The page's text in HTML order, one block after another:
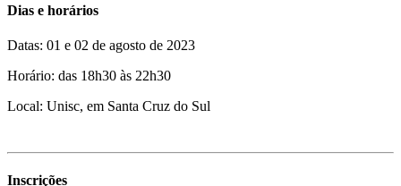
Dias e horários
Datas: 01 e 02 de agosto de 2023
Horário: das 18h30 às 22h30
Local: Unisc, em Santa Cruz do Sul
Inscrições